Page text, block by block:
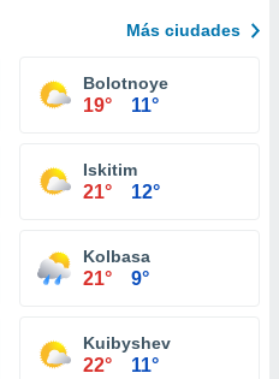
Más ciudades
Bolotnoye
19° 11°
Iskitim
21° 12°
Kolbasa
21° 9°
Kuibyshev
22° 11°